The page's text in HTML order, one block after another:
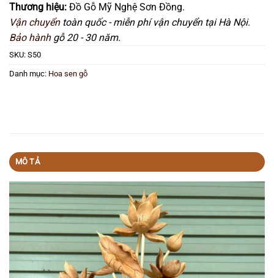
Thương hiệu: Đồ Gỗ Mỹ Nghệ Sơn Đồng.
Vận chuyểntoàn quốc - miễn phí vận chuyển tại Hà Nội.
Bảo hànhgỗ 20 - 30 năm.
SKU: S50
Danh mục: Hoa sen gỗ
MÔ TẢ